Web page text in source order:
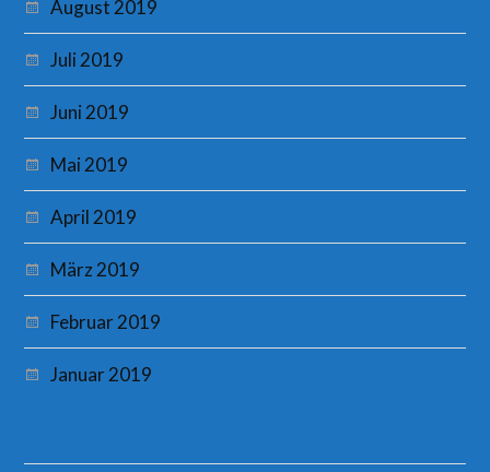
August 2019
Juli 2019
Juni 2019
Mai 2019
April 2019
März 2019
Februar 2019
Januar 2019